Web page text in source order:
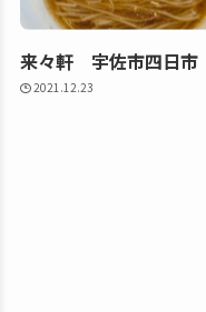
来々軒 宇佐市四日市
2021.12.23